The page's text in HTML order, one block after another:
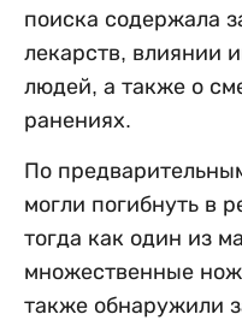
поиска содержала
лекарств, влиянии
людей, а также о
ранениях.
По
могли погибнуть в
тогда как один из
множественные
также обнаружили